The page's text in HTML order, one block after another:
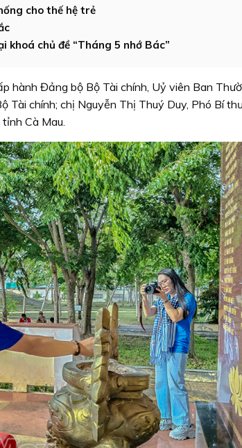
cho thế hệ trẻ
khoá chủ đề “Tháng 5 nhớ Bác”
hành Đảng bộ Bộ Tài chính, Uỷ viên Ban
Tài chính; chị Nguyễn Thị Thuý Duy, Phó Bí
Cà Mau.